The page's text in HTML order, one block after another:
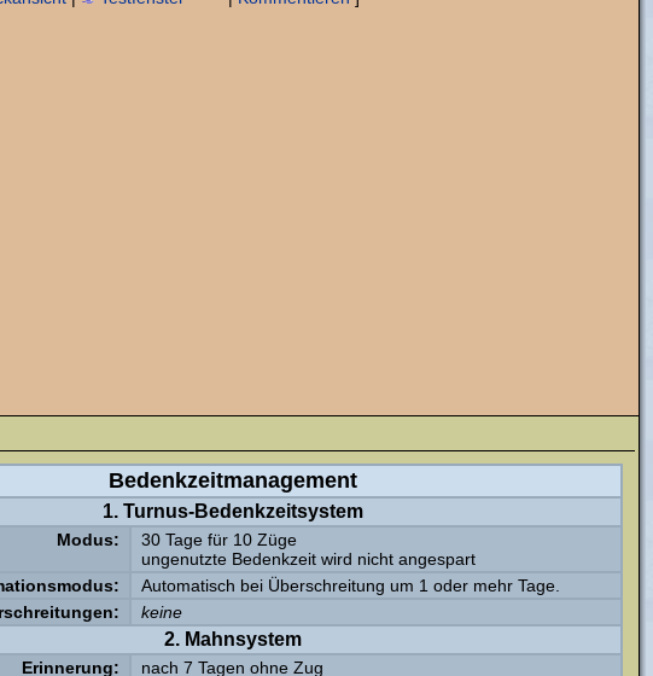
Bedenkzeitmanagement
1. Turnus-Bedenkzeitsystem
Modus:
30 Tage für 10 Züge
ungenutzte Bedenkzeit wird nicht angespart
Automatisch bei Überschreitung um 1 oder mehr Tage.
keine
2. Mahnsystem
Erinnerung: nach 7 Tagen ohne Zug